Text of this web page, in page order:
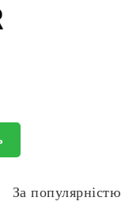
За популярністю